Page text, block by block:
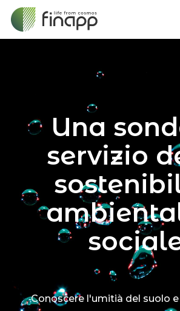
Skip
Una
servizio
Conoscere l'umitià del suolo